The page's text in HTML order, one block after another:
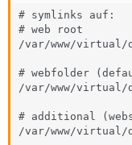
# symlinks auf:
# web root
/var/www/virtual/
# webfolder
/var/www/virtual/
# additional
/var/www/virtual/